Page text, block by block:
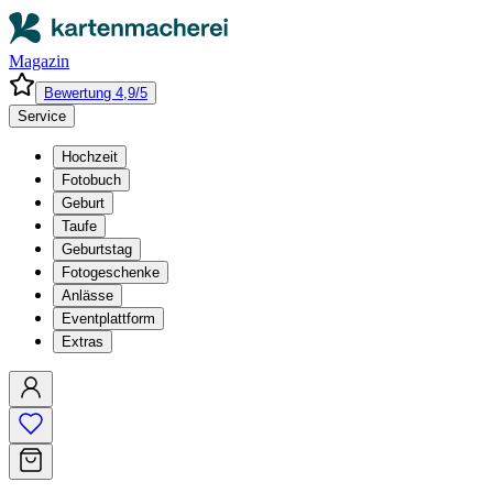
Magazin
Bewertung 4,9/5
Service
Hochzeit
Fotobuch
Geburt
Taufe
Geburtstag
Fotogeschenke
Anlässe
Eventplattform
Extras